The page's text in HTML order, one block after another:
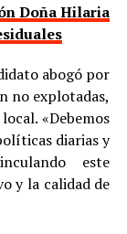
Doña Hilaria
abogó por
no explotadas,
«Debemos
diarias y
este
y la calidad de